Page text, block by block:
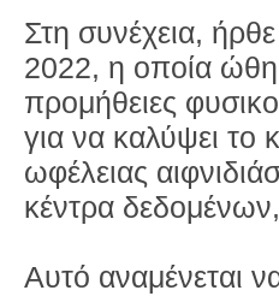
Στη συνέχεια,
2022, η οποία
προμήθειες
για να καλύψει το
ωφέλειας
κέντρα
Αυτό αναμένεται